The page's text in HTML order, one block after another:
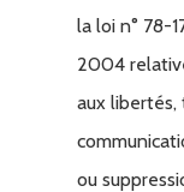
la loi n° 78-
2004
aux
ou